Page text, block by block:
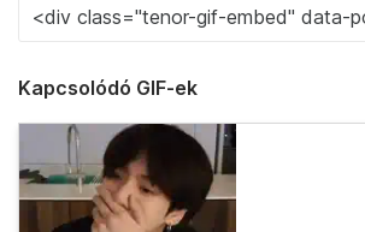
Kapcsolódó GIF-ek